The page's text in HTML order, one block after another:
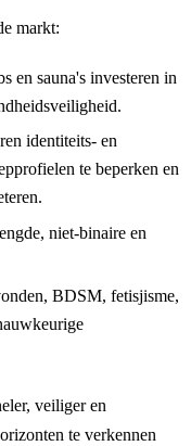
markt:
en sauna's investeren in
identiteits- en
te beperken en
niet-binaire en
BDSM, fetisjisme,
veiliger en
te verkennen